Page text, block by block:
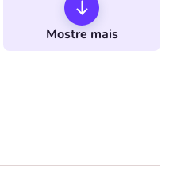
Mostre mais